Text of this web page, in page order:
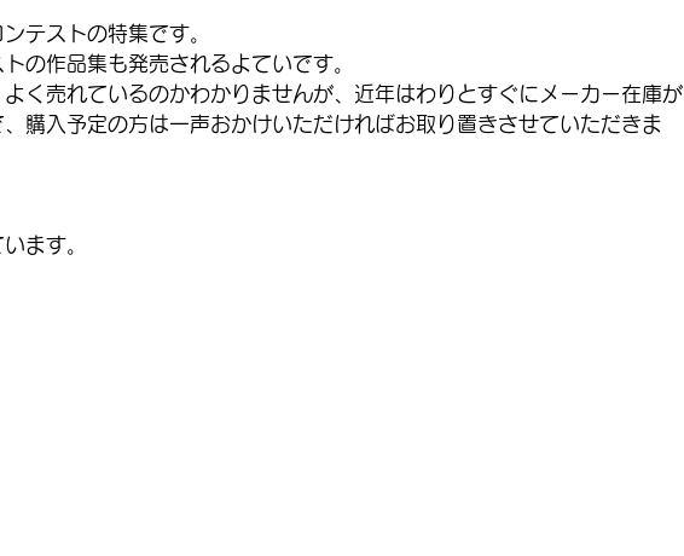
テストの特集です。
の作品集も発売されるよていです。
く売れているのかわかりませんが、近年はわりとすぐにメーカー在庫が
購入予定の方は一声おかけいただければお取り置きさせていただきま
ます。